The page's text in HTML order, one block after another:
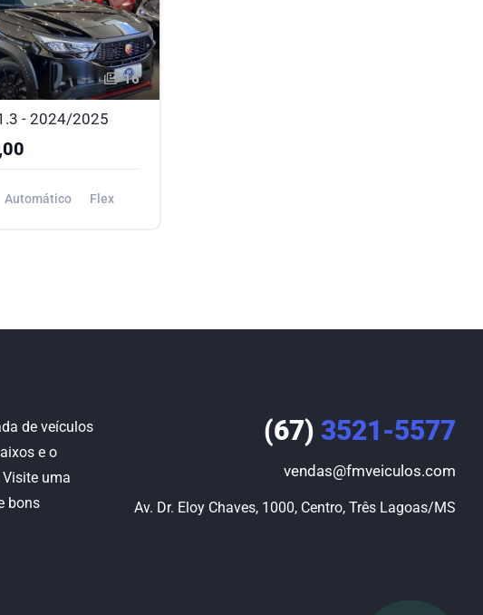
16
- 2024/2025
Automático Flex
de veículos
e o
uma
bons
(67) 3521-5577
vendas@fmveiculos.com
Av. Dr. Eloy Chaves, 1000, Centro, Três Lagoas/MS